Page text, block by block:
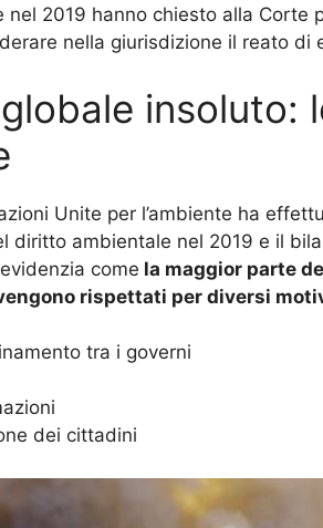
nel 2019 hanno chiesto alla Corte
nella giurisdizione il reato di
insoluto:
Unite per l’ambiente ha
diritto ambientale nel 2019 e il
come la maggior parte
rispettati per diversi
tra i governi
dei cittadini